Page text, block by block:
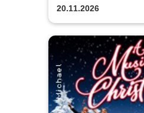
Abschiedstournee
20.11.2026